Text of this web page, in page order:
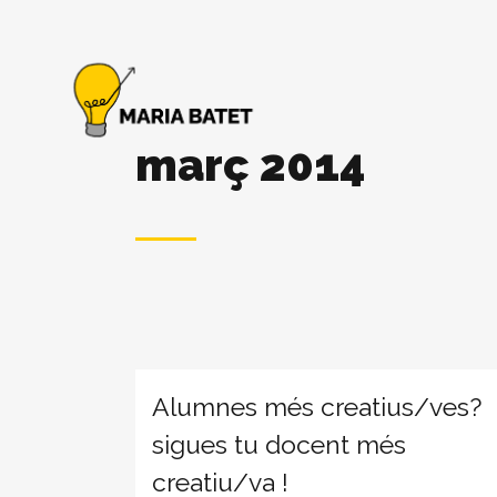
març 2014
Alumnes més creatius/ves?
sigues tu docent més
creatiu/va !